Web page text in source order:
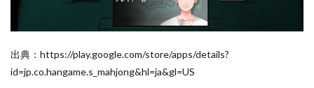
出典：https://play.google.com/store/apps/details?
id=jp.co.hangame.s_mahjong&hl=ja&gl=US